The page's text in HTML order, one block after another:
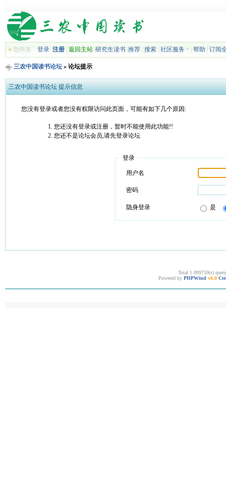
»您尚未 登录 注册| 返回主站| 研究生读书| 推荐| 搜索| 社区服务 帮助 订阅
三农中国读书论坛» 论坛提示
三农中国读书论坛 提示信息
您没有登录或者您没有权限访问此页面，可能有如下几个原因:
您还没有登录或注册，暂时不能使用此功能!!
您还不是论坛会员,请先登录论坛
登录
用户名
密码
隐身登录 是
Total 1.099759(s)
Powered by PHPWind v6.0